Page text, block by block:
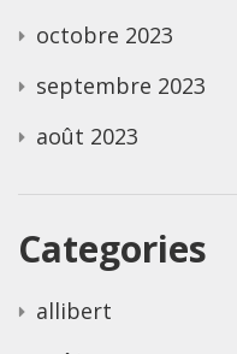
octobre 2023
septembre 2023
août 2023
Categories
allibert